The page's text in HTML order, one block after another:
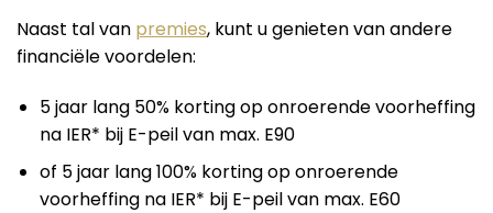
Naast tal van premies, kunt u genieten van andere
financiële voordelen:
5 jaar lang 50% korting op onroerende voorheffing
na IER* bij E-peil van max. E90
of 5 jaar lang 100% korting op onroerende
voorheffing na IER* bij E-peil van max. E60